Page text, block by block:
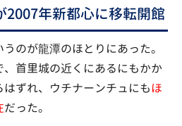
2007年新都心に移転開館
うのが龍潭のほとりにあった。
首里城の近くにあるにもかか
ずれ、ウチナーンチュにもほ
だった。